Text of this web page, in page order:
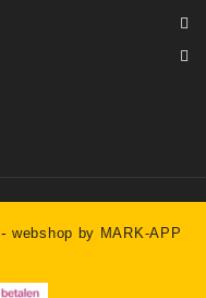
-webshop by MARK-APP